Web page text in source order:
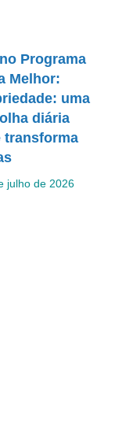
Programa
Melhor:
uma
diária
transforma
julho de 2026